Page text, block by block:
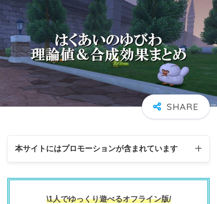
本サイトにはプロモーションが含まれています
\1人でゆっくり遊べるオフライン版/